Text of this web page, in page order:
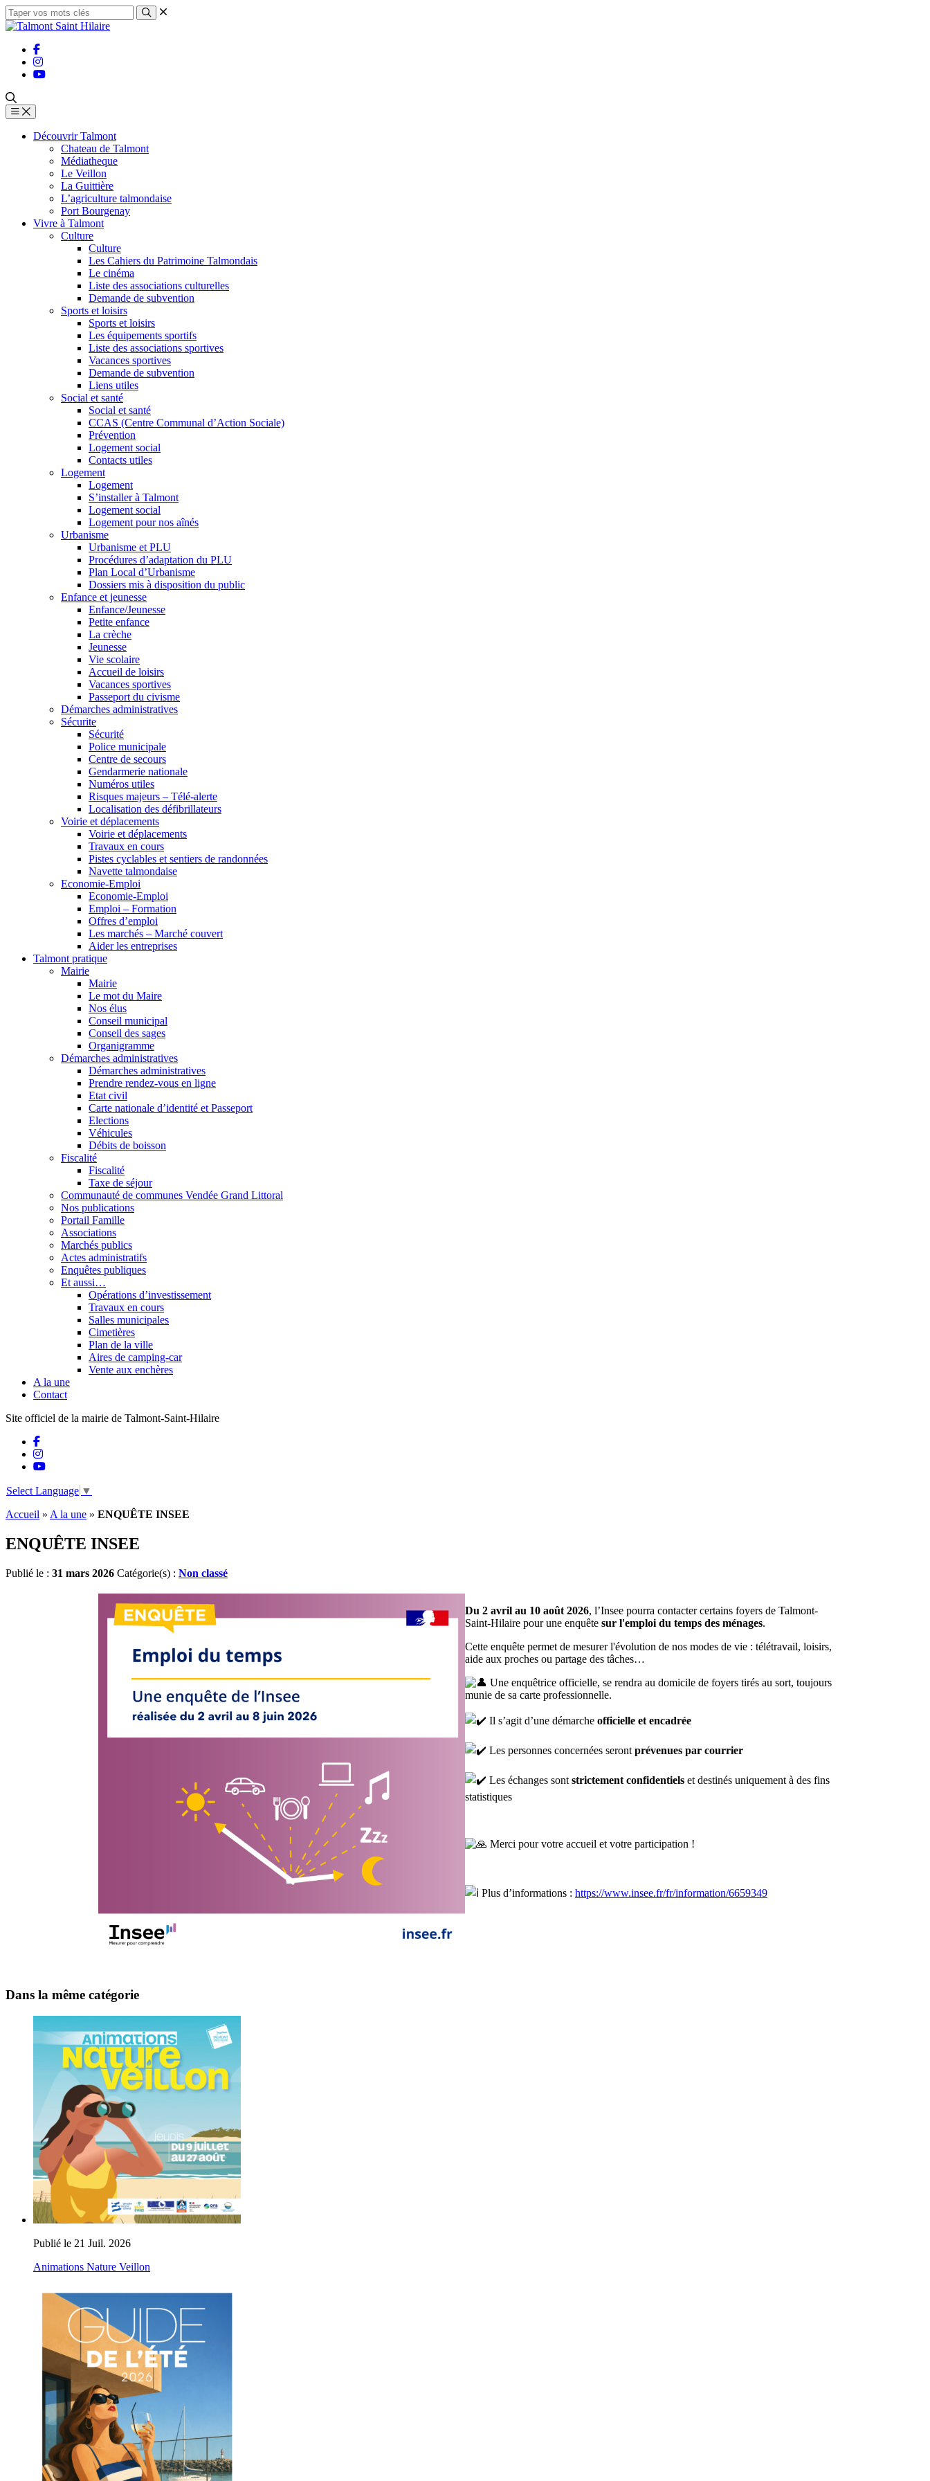
Découvrir Talmont
Chateau de Talmont
Médiatheque
Le Veillon
La Guittière
L’agriculture talmondaise
Port Bourgenay
Vivre à Talmont
Culture
Culture
Les Cahiers du Patrimoine Talmondais
Le cinéma
Liste des associations culturelles
Demande de subvention
Sports et loisirs
Sports et loisirs
Les équipements sportifs
Liste des associations sportives
Vacances sportives
Demande de subvention
Liens utiles
Social et santé
Social et santé
CCAS (Centre Communal d’Action Sociale)
Prévention
Logement social
Contacts utiles
Logement
Logement
S’installer à Talmont
Logement social
Logement pour nos aînés
Urbanisme
Urbanisme et PLU
Procédures d’adaptation du PLU
Plan Local d’Urbanisme
Dossiers mis à disposition du public
Enfance et jeunesse
Enfance/Jeunesse
Petite enfance
La crèche
Jeunesse
Vie scolaire
Accueil de loisirs
Vacances sportives
Passeport du civisme
Démarches administratives
Sécurite
Sécurité
Police municipale
Centre de secours
Gendarmerie nationale
Numéros utiles
Risques majeurs – Télé-alerte
Localisation des défibrillateurs
Voirie et déplacements
Voirie et déplacements
Travaux en cours
Pistes cyclables et sentiers de randonnées
Navette talmondaise
Economie-Emploi
Economie-Emploi
Emploi – Formation
Offres d’emploi
Les marchés – Marché couvert
Aider les entreprises
Talmont pratique
Mairie
Mairie
Le mot du Maire
Nos élus
Conseil municipal
Conseil des sages
Organigramme
Démarches administratives
Démarches administratives
Prendre rendez-vous en ligne
Etat civil
Carte nationale d’identité et Passeport
Elections
Véhicules
Débits de boisson
Fiscalité
Fiscalité
Taxe de séjour
Communauté de communes Vendée Grand Littoral
Nos publications
Portail Famille
Associations
Marchés publics
Actes administratifs
Enquêtes publiques
Et aussi…
Opérations d’investissement
Travaux en cours
Salles municipales
Cimetières
Plan de la ville
Aires de camping-car
Vente aux enchères
A la une
Contact
Site officiel de la mairie de Talmont-Saint-Hilaire
Select Language ▼
Accueil » A la une » ENQUÊTE INSEE
ENQUÊTE INSEE
Publié le : 31 mars 2026 Catégorie(s) : Non classé
Du 2 avril au 10 août 2026, l’Insee pourra contacter certains foyers de Talmont-
Saint-Hilaire pour une enquête sur l'emploi du temps des ménages.
Cette enquête permet de mesurer l'évolution de nos modes de vie : télétravail, loisirs,
aide aux proches ou partage des tâches…
Une enquêtrice officielle, se rendra au domicile de foyers tirés au sort, toujours
munie de sa carte professionnelle.
Il s’agit d’une démarche officielle et encadrée
Les personnes concernées seront prévenues par courrier
Les échanges sont strictement confidentiels et destinés uniquement à des fins
statistiques
Merci pour votre accueil et votre participation !
Plus d’informations : https://www.insee.fr/fr/information/6659349
Dans la même catégorie
Publié le 21 Juil. 2026
Animations Nature Veillon